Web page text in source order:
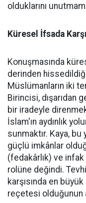
olduklarını
Küresel İfsada
Konuşmasında
derinden
Müslümanların iki
Birincisi, dışarıdan
bir iradeyle
İslam'ın aydınlık
sunmaktır. Kaya,
güçlü imkânlar
(fedakârlık) ve
rolüne değindi.
karşısında en
reçetesi olduğunun